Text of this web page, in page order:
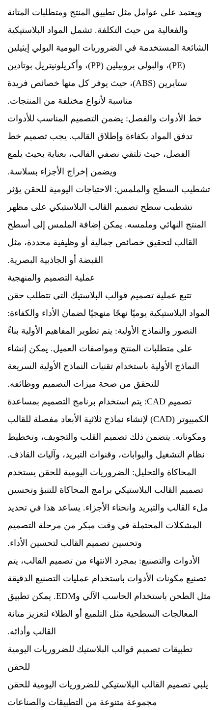
ويعتمد على عوامل مثل تطبيق المنتج ومتطلبات المتانة
والفعالية من حيث التكلفة. تشمل المواد البلاستيكية
الشائعة المستخدمة في الضروريات اليومية البولي إيثيلين
(PE)، والبولي بروبيلين (PP)، وأكريلونيتريل بوتادين
ستايرين (ABS)، حيث يوفر كل منها خصائص فريدة
مناسبة لأنواع مختلفة من المنتجات.
خط الأدوات والفصل: يضمن التصميم المناسب للأدوات
تدفق المواد بكفاءة وإطلاق القالب. يجب تصميم خط
الفصل، حيث تلتقي نصفي القالب، بعناية بحيث يلمع
ويضمن إخراج الأجزاء بسلاسة.
تشطيب السطح والملمس: الاحتياجات اليومية للحقن يؤثر
تشطيب سطح تصميم القالب البلاستيكي على مظهر
المنتج النهائي وملمسه. يمكن إضافة الملمس إلى أسطح
القالب لتحقيق خصائص جمالية أو وظيفية محددة، مثل
القبضة أو الجاذبية البصرية.
عملية التصميم والمنهجية
تتبع عملية تصميم قوالب البلاستيك التي تتطلب حقن
المواد البلاستيكية يوميًا نهجًا منهجيًا لضمان الأداء والكفاءة:
التصور والنماذج الأولية: يتم تطوير المفاهيم الأولية بناءً
على متطلبات المنتج ومواصفات العميل. يمكن إنشاء
النماذج الأولية باستخدام تقنيات النماذج الأولية السريعة
للتحقق من صحة ميزات التصميم ووظائفه.
تصميم CAD: يتم استخدام برنامج التصميم بمساعدة
الكمبيوتر (CAD) لإنشاء نماذج ثلاثية الأبعاد مفصلة للقالب
ومكوناته. يتضمن ذلك تصميم القلب والتجويف، وتخطيط
نظام التشغيل والبوابات، وقنوات التبريد، وآليات القاذف.
المحاكاة والتحليل: الضروريات اليومية للحقن يستخدم
تصميم القالب البلاستيكي برامج المحاكاة للتنبؤ وتحسين
ملء القالب والتبريد وانحناء الأجزاء. يساعد هذا في تحديد
المشكلات المحتملة في وقت مبكر من مرحلة التصميم
وتحسين تصميم القالب لتحسين الأداء.
الأدوات والتصنيع: بمجرد الانتهاء من تصميم القالب، يتم
تصنيع مكونات الأدوات باستخدام عمليات التصنيع الدقيقة
مثل الطحن باستخدام الحاسب الآلي وEDM. يمكن تطبيق
المعالجات السطحية مثل التلميع أو الطلاء لتعزيز متانة
القالب وأدائه.
تطبيقات تصميم قوالب البلاستيك للضروريات اليومية
للحقن
يلبي تصميم القالب البلاستيكي للضروريات اليومية للحقن
مجموعة متنوعة من التطبيقات والصناعات